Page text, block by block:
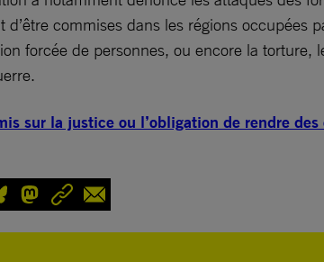
commises dans les régions occupées
forcée de personnes, ou encore la
sur la justice ou l’obligation de rendre des